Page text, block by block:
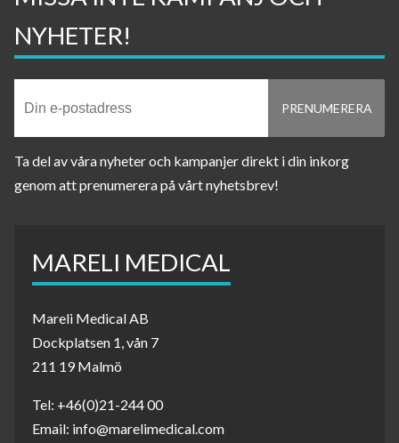
NYHETER!
Ta del av våra nyheter och kampanjer direkt i din inkorg
genom att prenumerera på vårt nyhetsbrev!
MARELI MEDICAL
Mareli Medical AB
Dockplatsen 1, vån 7
211 19 Malmö
Tel: +46(0)21-244 00
Email: info@marelimedical.com